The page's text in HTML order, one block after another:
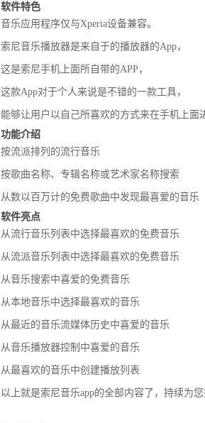
软件特色
音乐应用程序仅与Xperia设备兼容。
索尼音乐播放器是来自于的播放器的App，
这是索尼手机上面所自带的APP，
这款App对于个人来说是不错的一款工具，
能够让用户以自己所喜欢的方式来在手机上面
功能介绍
按流派排列的流行音乐
按歌曲名称、专辑名称或艺术家名称搜索
从数以百万计的免费歌曲中发现最喜爱的音乐
软件亮点
从流行音乐列表中选择最喜欢的免费音乐
从流派音乐列表中选择最喜欢的免费音乐
从音乐搜索中喜爱的免费音乐
从本地音乐中选择最喜欢的音乐
从最近的音乐流媒体历史中喜爱的音乐
从音乐播放器控制中喜爱的音乐
从最喜欢的音乐中创建播放列表
以上就是索尼音乐app的全部内容了，持续为